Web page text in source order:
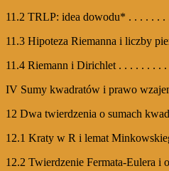
11.2 TRLP: idea dowodu* . . . . . . .
11.3 Hipoteza Riemanna i liczby
11.4 Riemann i Dirichlet . . . . . . . .
IV Sumy kwadratów i prawo
12 Dwa twierdzenia o sumach
12.1 Kraty w R i lemat
12.2 Twierdzenie Fermata-Eulera i